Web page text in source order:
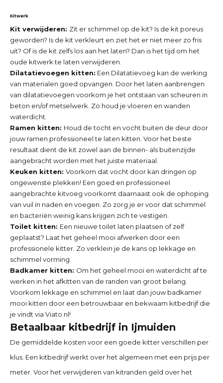
Kitwerk
Kit verwijderen: Zit er schimmel op de kit? Is de kit poreus
geworden? Is de kit verkleurt en ziet het er niet meer zo fris
uit? Of is de kit zelfs los aan het laten? Dan is het tijd om het
oude kitwerk te laten verwijderen.
Dilatatievoegen kitten: Een Dilatatievoeg kan de werking
van materialen goed opvangen. Door het laten aanbrengen
van dilatatievoegen voorkom je het ontstaan van scheuren in
beton en/of metselwerk. Zo houd je vloeren en wanden
waterdicht.
Ramen kitten: Houd de tocht en vocht buiten de deur door
jouw ramen professioneel te laten kitten. Voor het beste
resultaat dient de kit zowel aan de binnen- als buitenzijde
aangebracht worden met het juiste materiaal.
Keuken kitten: Voorkom dat vocht door kan dringen op
ongewenste plekken! Een goed en professioneel
aangebrachte kitvoeg voorkomt daarnaast ook de ophoping
van vuil in naden en voegen. Zo zorg je er voor dat schimmel
en bacteriën weinig kans krijgen zich te vestigen.
Toilet kitten: Een nieuwe toilet laten plaatsen of zelf
geplaatst? Laat het geheel mooi afwerken door een
professionele kitter. Zo verklein je de kans op lekkage en
schimmel vorming.
Badkamer kitten: Om het geheel mooi en waterdicht af te
werken in het afkitten van de randen van groot belang.
Voorkom lekkage en schimmel en laat dan jouw badkamer
mooi kitten door een betrouwbaar en bekwaam kitbedrijf die
je vindt via Viato.nl!
Betaalbaar kitbedrijf in Ijmuiden
De gemiddelde kosten voor een goede kitter verschillen per
klus. Een kitbedrijf werkt over het algemeen met een prijs per
meter. Voor het verwijderen van kitranden geld over het